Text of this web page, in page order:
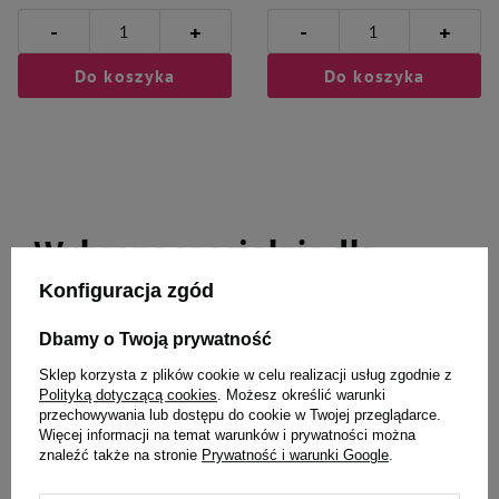
- +
Do koszyka
- +
Do koszyka
Wybrane specjalnie dla
Ciebie i Twojego czworonoga
Obroża półzaciskowa z
podszyciem Soft Shell 20M
24,18 zł
Dolina Noteci obroża
półzaciskowa 30L
15,67 zł
Konfiguracja zgód
Dbamy o Twoją prywatność
Sklep korzysta z plików cookie w celu realizacji usług zgodnie z
Polityką dotyczącą cookies . Możesz określić warunki
przechowywania lub dostępu do cookie w Twojej przeglądarce.
Więcej informacji na temat warunków i prywatności można
znaleźć także na stronie Prywatność i warunki Google